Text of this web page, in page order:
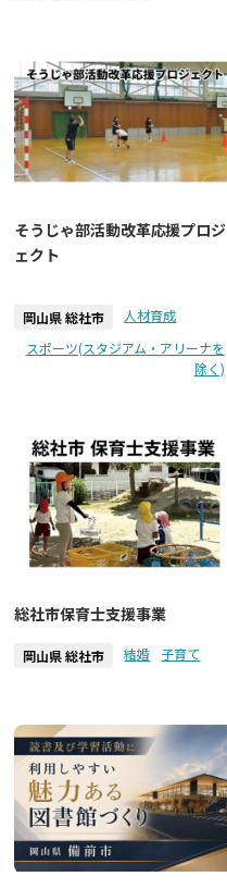
そうじゃ部活動改革応援プロジ
ェクト
岡山県 総社市
人材育成
スポーツ(スタジアム・アリーナを
除く)
総社市保育士支援事業
岡山県 総社市 結婚 子育て